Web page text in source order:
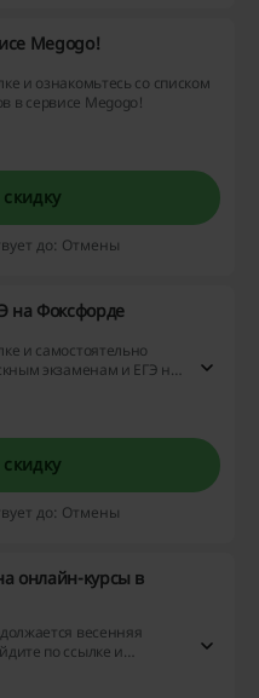
Megogo!
и ознакомьтесь со списком
в сервисе Megogo!
до: Отмены
на Фоксфорде
и самостоятельно
экзаменам и ЕГЭ на
до: Отмены
онлайн-курсы в
весенняя
по ссылке и